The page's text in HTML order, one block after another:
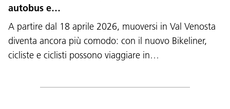
autobus e…
A partire dal 18 aprile 2026, muoversi in Val Venosta
diventa ancora più comodo: con il nuovo Bikeliner,
cicliste e ciclisti possono viaggiare in…